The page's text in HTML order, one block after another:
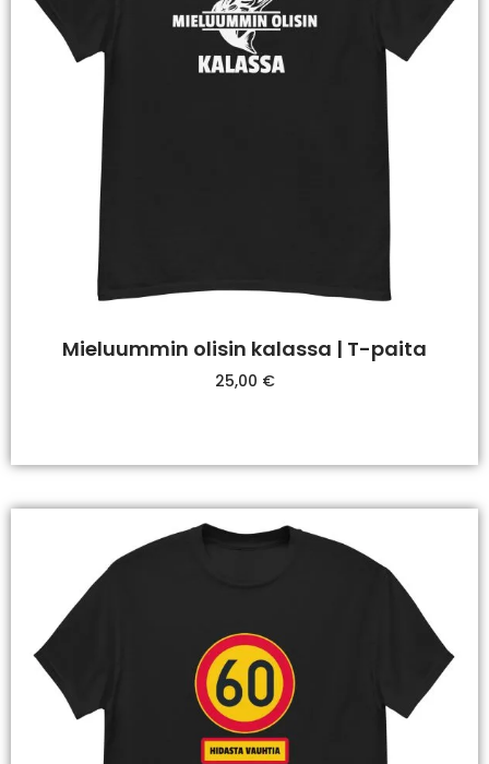
Mieluummin olisin kalassa | T-paita
25,00 €